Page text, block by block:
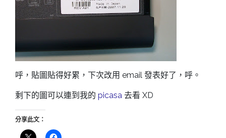
呼，貼圖貼得好累，下次改用 email 發表好了，呼。
剩下的圖可以連到我的 picasa 去看 XD
分享此文：